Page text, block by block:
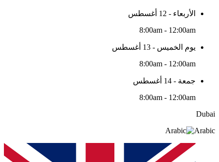
الأربعاء - 12 أغسطس
8:00am - 12:00am
يوم الخميس - 13 أغسطس
8:00am - 12:00am
جمعة - 14 أغسطس
8:00am - 12:00am
Dubai
Arabic